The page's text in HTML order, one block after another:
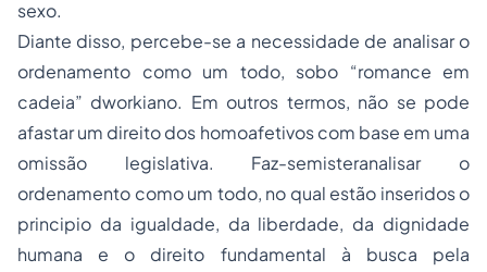
sexo.
Diante disso, percebe-se a necessidade de analisar o
ordenamento como um todo, sobo “romance em
cadeia” dworkiano. Em outros termos, não se pode
afastar um direito dos homoafetivos com base em uma
omissão legislativa. Faz-semisteranalisar o
ordenamento como um todo, no qual estão inseridos o
principio da igualdade, da liberdade, da dignidade
humana e o direito fundamental à busca pela